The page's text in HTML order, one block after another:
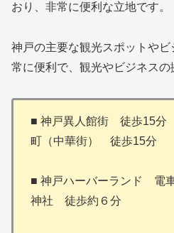
おり、非常に便利な立地です。
神戸の主要な観光スポットや
常に便利で、観光やビジネスの
■ 神戸異人館街
町（中華街） 徒歩15分
■ 神戸ハーバーランド
神社 徒歩約６分